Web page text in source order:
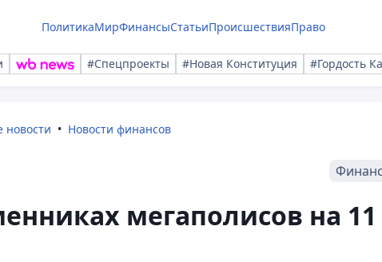
ПолитикаМирФинансыСтатьиПроисшествияПраво
#Спецпроекты #Новая Конституция #Гордость
новости Новости финансов
мегаполисов на 11